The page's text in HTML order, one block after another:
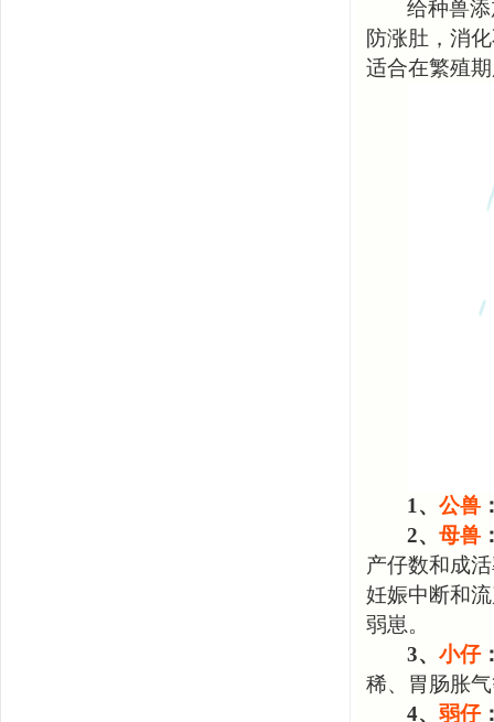
给种兽
防涨肚，消
适合在繁殖
1、 公兽
2、 母兽
产仔数和成
妊娠中断和
弱崽。
3、 小仔
稀、胃肠胀
4、 弱仔